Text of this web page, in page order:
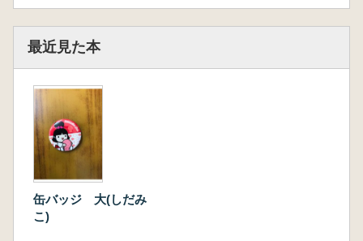
最近見た本
缶バッジ 大(しだみ
こ)